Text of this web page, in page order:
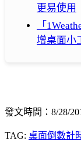
更易使用
「
增桌面小
發文時間：8/28/
TAG: 桌面倒數計